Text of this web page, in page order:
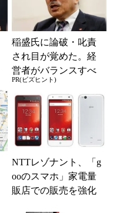
稲盛氏に論破・叱責
され目が覚めた。経
営者がバランスすべ
き2つの背反
PR(ビズヒント)
NTTレゾナント、「g
ooのスマホ」家電量
販店での販売を強化